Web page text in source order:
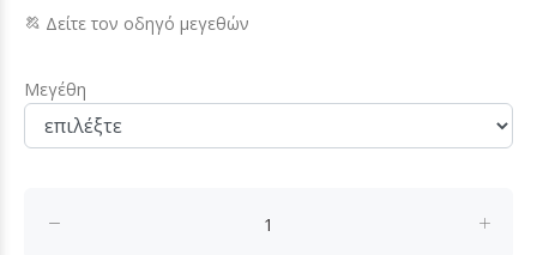
Δείτε τον οδηγό μεγεθών
Μεγέθη